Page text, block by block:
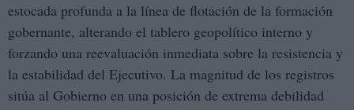
estocada profunda a la línea de flotación de la formación
gobernante, alterando el tablero geopolítico interno y
forzando una reevaluación inmediata sobre la resistencia y
la estabilidad del Ejecutivo. La magnitud de los registros
sitúa al Gobierno en una posición de extrema debilidad